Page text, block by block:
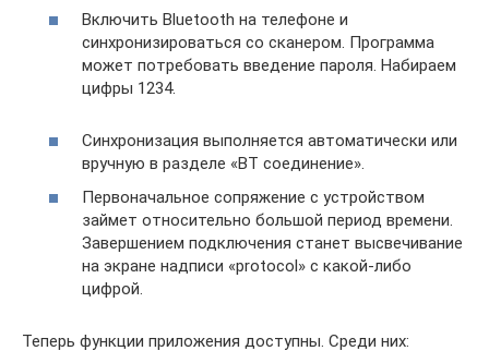
Включить Bluetooth на телефоне и
синхронизироваться со сканером. Программа
может потребовать введение пароля. Набираем
цифры 1234.
Синхронизация выполняется автоматически или
вручную в разделе «ВТ соединение».
Первоначальное сопряжение с устройством
займет относительно большой период времени.
Завершением подключения станет высвечивание
на экране надписи «protocol» c какой-либо
цифрой.
Теперь функции приложения доступны. Среди них: